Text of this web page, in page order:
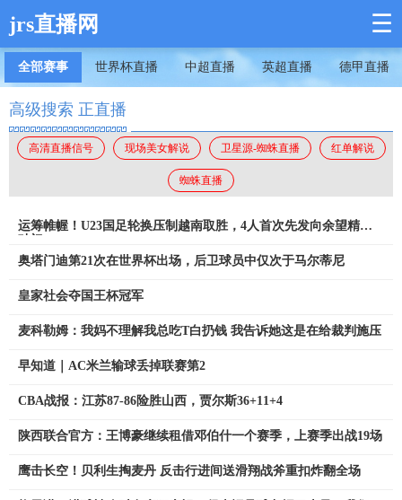
jrs直播网 ☰
全部赛事 世界杯直播 中超直播 英超直播 德甲直播
高级搜索 正直播
高清直播信号 现场美女解说 卫星源-蜘蛛直播 红单解说
蜘蛛直播
运筹帷幄！U23国足轮换压制越南取胜，4人首次先发向余望精彩
奥塔门迪第21次在世界杯出场，后卫球员中仅次于马尔蒂尼
皇家社会夺国王杯冠军
麦科勒姆：我妈不理解我总吃T白扔钱 我告诉她这是在给裁判施压
早知道｜AC米兰输球丢掉联赛第2
CBA战报：江苏87-86险胜山西，贾尔斯36+11+4
陕西联合官方：王博豪继续租借邓伯什一个赛季，上赛季出战19场
鹰击长空！贝利生掏麦丹 反击行进间送滑翔战斧重扣炸翻全场